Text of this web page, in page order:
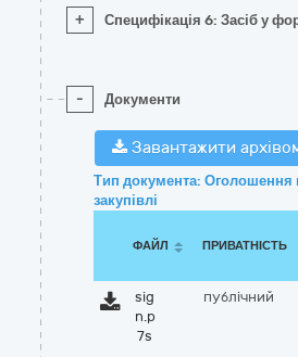
+ Специфікація 6: Засіб у
- Документи
Завантажити
Тип документа: Оголошення
закупівлі
ФАЙЛ ПРИВАТНІСТЬ
sig
n.p
7s
публічний